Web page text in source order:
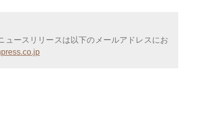
ュースリリースは以下のメールアドレスにお